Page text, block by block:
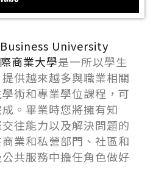
University
商業大學是一所以學生
供越來越多與職業相關
術和專業學位課程，可
。畢業時您將擁有知
往能力以及解決問題的
業和私營部門、社區和
共服務中擔任角色做好